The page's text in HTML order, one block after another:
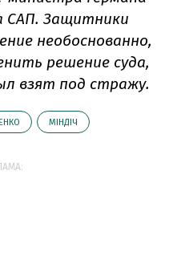
САП. Защитники
необоснованно,
решение суда,
взят под стражу.
МІНДІЧ